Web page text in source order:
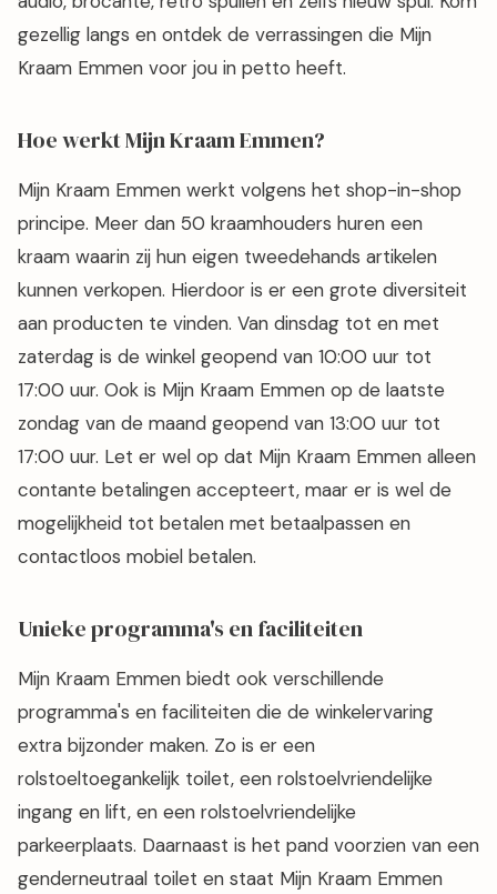
gezellig langs en ontdek de verrassingen die Mijn
Kraam Emmen voor jou in petto heeft.
Hoe werkt Mijn Kraam Emmen?
Mijn Kraam Emmen werkt volgens het shop-in-shop
principe. Meer dan 50 kraamhouders huren een
kraam waarin zij hun eigen tweedehands artikelen
kunnen verkopen. Hierdoor is er een grote diversiteit
aan producten te vinden. Van dinsdag tot en met
zaterdag is de winkel geopend van 10:00 uur tot
17:00 uur. Ook is Mijn Kraam Emmen op de laatste
zondag van de maand geopend van 13:00 uur tot
17:00 uur. Let er wel op dat Mijn Kraam Emmen alleen
contante betalingen accepteert, maar er is wel de
mogelijkheid tot betalen met betaalpassen en
contactloos mobiel betalen.
Unieke programma's en faciliteiten
Mijn Kraam Emmen biedt ook verschillende
programma's en faciliteiten die de winkelervaring
extra bijzonder maken. Zo is er een
rolstoeltoegankelijk toilet, een rolstoelvriendelijke
ingang en lift, en een rolstoelvriendelijke
parkeerplaats. Daarnaast is het pand voorzien van een
genderneutraal toilet en staat Mijn Kraam Emmen